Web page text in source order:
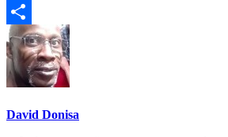
Email
Share
David Donisa